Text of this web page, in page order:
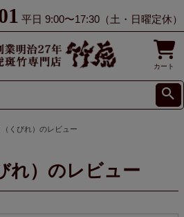
平日 9:00〜17:30（土・日曜定休）
カート
（くびれ）のレビュー
れ）のレビュー